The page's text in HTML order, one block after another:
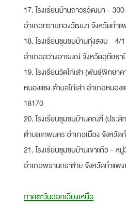
17. โรงเรียนบ้านถาวรวัฒนา -
อำเภอทรายทองวัฒนา จังหวัดกำแ
18. โรงเรียนชุมชนบ้านทุ่งสงบ - 4/
อำเภอสว่างอารมณ์ จังหวัดอุทัยธา
19. โรงเรียนวัดไก่เส่า (พันธุ์พิทยา
หนองแซง ตำบลไก่เส่า อำเภอหนอง
18170
20. โรงเรียนชุมชนบ้านคณฑี (ประ
ตำบลเทพนคร อำเภอเมือง จังหวัด
21. โรงเรียนชุมชนบ้านเขาแก้ว -
อำเภอพรานกระต่าย จังหวัดกำแพ
ภาคตะวันออกเฉียงเหนือ